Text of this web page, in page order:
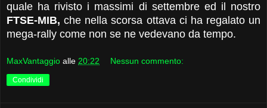
quale ha rivisto i massimi di settembre ed il nostro
FTSE-MIB, che nella scorsa ottava ci ha regalato un
mega-rally come non se ne vedevano da tempo.
MaxVantaggio alle 20:22 Nessun commento:
Condividi